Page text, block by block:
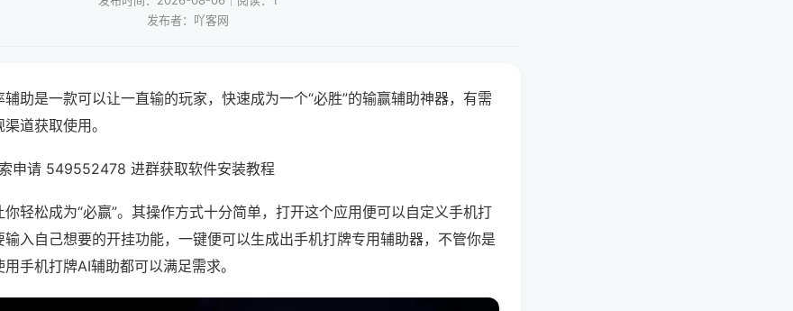
发布者：吖客网
助是一款可以让一直输的玩家，快速成为一个“必胜”的输赢辅助神器，有需
道获取使用。
申请 549552478 进群获取软件安装教程
轻松成为“必赢”。其操作方式十分简单，打开这个应用便可以自定义手机打
入自己想要的开挂功能，一键便可以生成出手机打牌专用辅助器，不管你是
手机打牌AI辅助都可以满足需求。